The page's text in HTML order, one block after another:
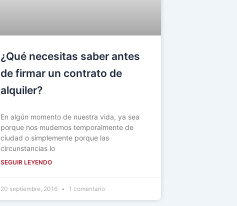
¿Qué necesitas saber antes
de firmar un contrato de
alquiler?
En algún momento de nuestra vida, ya sea
porque nos mudemos temporalmente de
ciudad o simplemente porque las
circunstancias lo
SEGUIR LEYENDO
20 septiembre, 2016 1 comentario